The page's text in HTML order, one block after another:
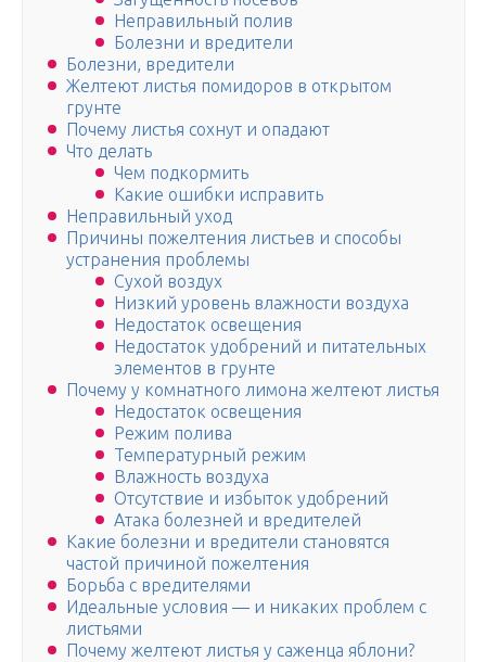
Неправильный полив
Болезни и вредители
Болезни, вредители
Желтеют листья помидоров в открытом
грунте
Почему листья сохнут и опадают
Что делать
Чем подкормить
Какие ошибки исправить
Неправильный уход
Причины пожелтения листьев и способы
устранения проблемы
Сухой воздух
Низкий уровень влажности воздуха
Недостаток освещения
Недостаток удобрений и питательных
элементов в грунте
Почему у комнатного лимона желтеют листья
Недостаток освещения
Режим полива
Температурный режим
Влажность воздуха
Отсутствие и избыток удобрений
Атака болезней и вредителей
Какие болезни и вредители становятся
частой причиной пожелтения
Борьба с вредителями
Идеальные условия — и никаких проблем с
листьями
Почему желтеют листья у саженца яблони?